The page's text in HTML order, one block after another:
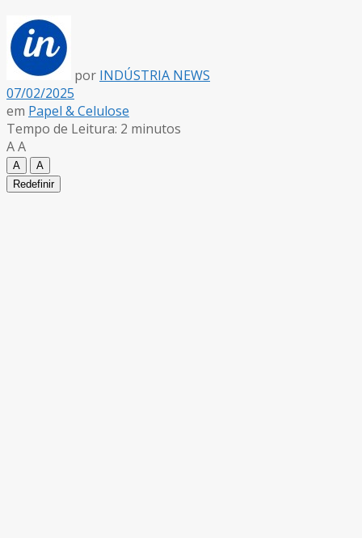
por INDÚSTRIA NEWS
07/02/2025
em Papel & Celulose
Tempo de Leitura: 2 minutos
AA
A
A
Redefinir